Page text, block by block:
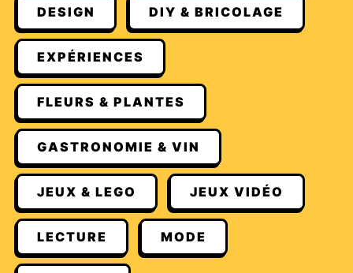
DESIGN DIY & BRICOLAGE
EXPÉRIENCES
FLEURS & PLANTES
GASTRONOMIE & VIN
JEUX & LEGO JEUX VIDÉO
LECTURE MODE